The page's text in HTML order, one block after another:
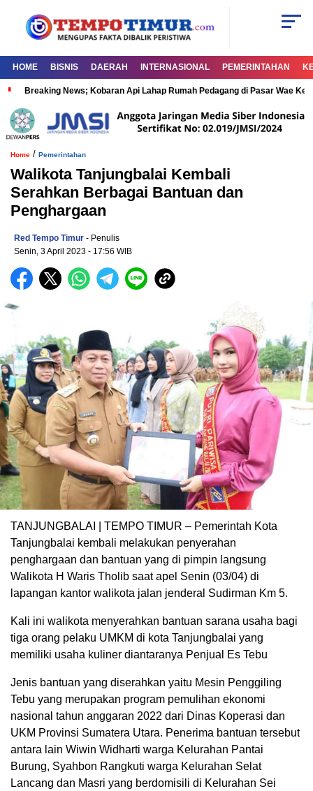
HOME BISNIS DAERAH INTERNASIONAL PEMERINTAHAN
Breaking News; Kobaran Api Lahap Rumah Pedagang di Pasar Wae
Home / Pemerintahan
Walikota Tanjungbalai Kembali
Serahkan Berbagai Bantuan dan
Penghargaan
Red Tempo Timur - Penulis
Senin, 3 April 2023 - 17:56 WIB
TANJUNGBALAI | TEMPO TIMUR – Pemerintah Kota
Tanjungbalai kembali melakukan penyerahan
penghargaan dan bantuan yang di pimpin langsung
Walikota H Waris Tholib saat apel Senin (03/04) di
lapangan kantor walikota jalan jenderal Sudirman Km 5.
Kali ini walikota menyerahkan bantuan sarana usaha bagi
tiga orang pelaku UMKM di kota Tanjungbalai yang
memiliki usaha kuliner diantaranya Penjual Es Tebu
Jenis bantuan yang diserahkan yaitu Mesin Penggiling
Tebu yang merupakan program pemulihan ekonomi
nasional tahun anggaran 2022 dari Dinas Koperasi dan
UKM Provinsi Sumatera Utara. Penerima bantuan tersebut
antara lain Wiwin Widharti warga Kelurahan Pantai
Burung, Syahbon Rangkuti warga Kelurahan Selat
Lancang dan Masri yang berdomisili di Kelurahan Sei